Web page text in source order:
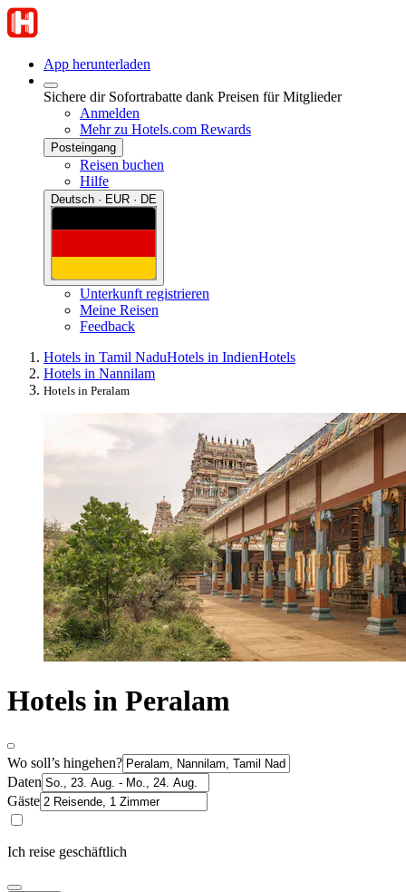
App herunterladen
Sichere dir Sofortrabatte dank Preisen für Mitglieder
Anmelden
Mehr zu Hotels.com Rewards
Posteingang
Reisen buchen
Hilfe
Deutsch · EUR · DE
Unterkunft registrieren
Meine Reisen
Feedback
Hotels in Tamil NaduHotels in IndienHotels
Hotels in Nannilam
Hotels in Peralam
Hotels in Peralam
Wo soll’s hingehen?
Daten
Gäste
Ich reise geschäftlich